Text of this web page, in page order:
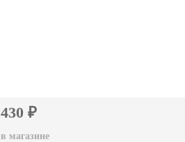
430 ₽
в магазине